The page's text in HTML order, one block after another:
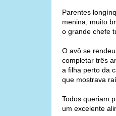
Parentes
menina, muito
o grande chefe
O avô se
completar três
a filha perto da
que mostrava
Todos queriam
um excelente